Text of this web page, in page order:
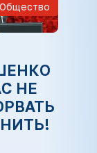
Общество
НЕ